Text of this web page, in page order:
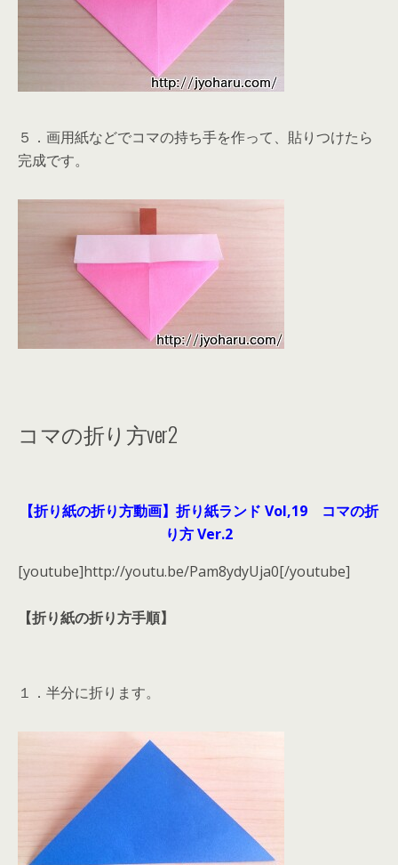
５．画用紙などでコマの持ち手を作って、貼りつけたら
完成です。
コマの折り方ver2
【折り紙の折り方動画】折り紙ランド Vol,19 コマの折
り方 Ver.2
[youtube]http://youtu.be/Pam8ydyUja0[/youtube]
【折り紙の折り方手順】
１．半分に折ります。